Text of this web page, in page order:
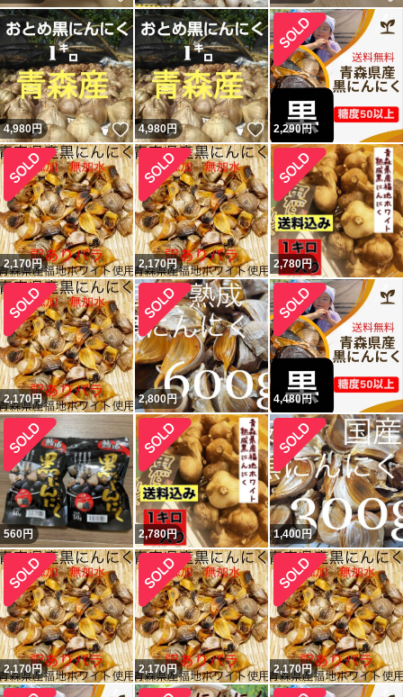
4,980円 いいね！
4,980円 いいね！
2,290円
2,170円 2,170円 2,780円
2,170円 2,800円 4,480円
560円 2,780円 1,400円
2,170円 2,170円 2,170円